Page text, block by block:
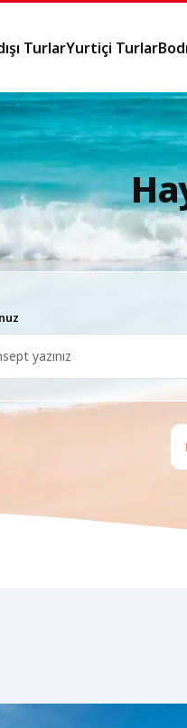
TurlarYurtiçi Turlar